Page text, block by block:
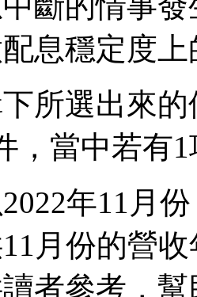
息穩定度
所選出來
，當中若有
年11月
月份的營
者參考，